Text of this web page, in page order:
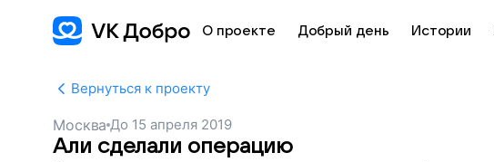
О проекте Добрый день Истории
Вернуться к проекту
Москва До 15 апреля 2019
Али сделали операцию